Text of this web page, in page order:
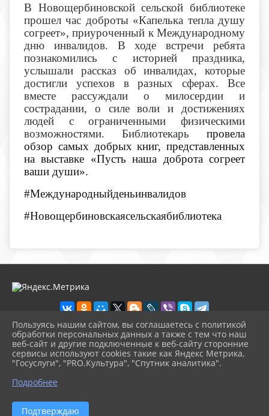
В Новощербиновской сельской библиотеке
прошел час доброты «Капелька тепла душу
согреет», приуроченный к Международному
дню инвалидов. В ходе встречи ребята
познакомились с историей праздника,
услышали рассказ об инвалидах, которые
достигли успехов в разных сферах. Все
вместе рассуждали о милосердии и
сострадании, о силе воли и достижениях
людей с ограниченными физическими
возможностями. Библиотекарь провела
обзор самых добрых книг, представленных
на выставке «Пусть наша доброта согреет
ваши души».
#Международныйденьинвалидов
#Новощербиновскаясельскаябиблиотека
2026 г. novosb.sherbok.ru
Вход
Карта сайта
Политика обработки персональных данных
Сделано на KubCMS
Разработка и поддержка
Пользуясь нашим сайтом, вы соглашаетесь с политикой
обработки персональных данных а также с тем что наш
веб-сайт и другие подключенные к веб-сайту сторонние
сервисы используют cookies такие как Яндекс Метрика,
"Госуслуги", "PRO.Культура", "Спутник аналитика".
Подробнее
Подтверждаю